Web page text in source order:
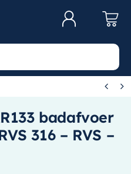
 
badafvoer
316 – RVS –